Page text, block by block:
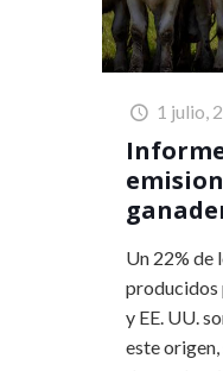
1 julio,
Un 22% de
producidos
y EE. UU.
este